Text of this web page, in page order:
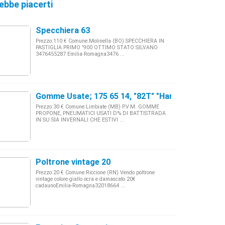
piacerti
Specchiera 63
Prezzo:110 € Comune:Molinella (BO) SPECCHIERA IN
PASTIGLIA PRIMO '900 OTTIMO STATO SILVANO
3476455287 Emilia-Romagna3476 ...
Gomme Usate; 175 65 14, "82T" "Hankook Inv"
Prezzo:30 € Comune:Limbiate (MB) P.V.M. GOMME
PROPONE, PNEUMATICI USATI D% DI BATTISTRADA
IN SU SIA INVERNALI CHE ESTIVI ...
Poltrone vintage 20
Prezzo:20 € Comune:Riccione (RN) Vendo poltrone
vintage colore giallo ocra e damascato 20€
cadaunoEmilia-Romagna32018664 ...